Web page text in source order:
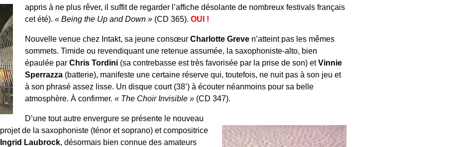
appris à ne plus rêver, il suffit de regarder l’affiche désolante de nombreux festivals français
cet été).« Being the Up and Down » (CD 365).OUI !
Nouvelle venue chez Intakt, sa jeune consœurCharlotte Greve n’atteint pas les mêmes
sommets. Timide ou revendiquant une retenue assumée, la saxophoniste-alto, bien
épaulée parChris Tordini (sa contrebasse est très favorisée par la prise de son) etVinnie
Sperrazza (batterie), manifeste une certaine réserve qui, toutefois, ne nuit pas à son jeu et
à son phrasé assez lisse. Un disque court (38’) à écouter néanmoins pour sa belle
atmosphère. À confirmer.« The Choir Invisible » (CD 347).
D’une tout autre envergure se présente le nouveau
projet de la saxophoniste (ténor et soprano) et compositrice
Ingrid Laubrock, désormais bien connue des amateurs